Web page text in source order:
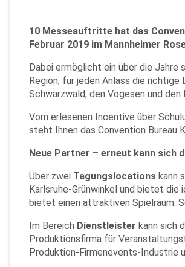
10 Messeauftritte hat das
Februar 2019 im Mannheimer
Dabei ermöglicht ein über die Jahre
Region, für jeden Anlass die richtige
Schwarzwald, den Vogesen und
Vom erlesenen Incentive über
steht Ihnen das Convention Bureau
Neue Partner – erneut kann sich
Über zwei Tagungslocations kann
Karlsruhe-Grünwinkel und bietet
bietet einen attraktiven Spielraum:
Im Bereich Dienstleister kann sich
Produktionsfirma für
Produktion-Firmenevents-Industrie